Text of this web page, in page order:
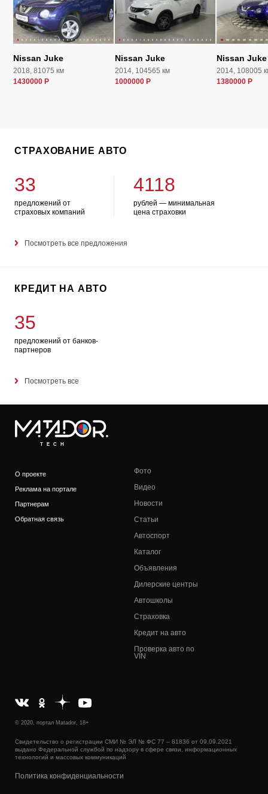
Nissan Juke
2018, 81075 км
1430000 Р
Nissan Juke
2014, 104565 км
1000000 Р
Nissan Juke
2014, 108005
1380000 Р
СТРАХОВАНИЕ АВТО
33
предложений от
страховых компаний
4118
рублей — минимальная
цена страховки
Посмотреть все предложения
КРЕДИТ НА АВТО
35
предложений от банков-
партнеров
Посмотреть все
TECH
О проекте
Реклама на портале
Партнерам
Обратная связь
Фото
Видео
Новости
Статьи
Автоспорт
Каталог
Объявления
Дилерские центры
Автошколы
Страховка
Кредит на авто
Проверка авто по
VIN
© 2020, портал Matador, 18+
Свидетельство о регистрации СМИ № ЭЛ № ФС 77 – 81836 от 09.09.2021
выдано Федеральной службой по надзору в сфере связи, информационных
технологий и массовых коммуникаций
Политика конфиденциальности